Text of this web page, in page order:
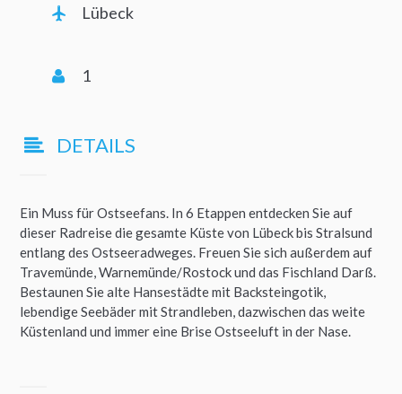
Lübeck
1
DETAILS
Ein Muss für Ostseefans. In 6 Etappen entdecken Sie auf
dieser Radreise die gesamte Küste von Lübeck bis Stralsund
entlang des Ostseeradweges. Freuen Sie sich außerdem auf
Travemünde, Warnemünde/Rostock und das Fischland Darß.
Bestaunen Sie alte Hansestädte mit Backsteingotik,
lebendige Seebäder mit Strandleben, dazwischen das weite
Küstenland und immer eine Brise Ostseeluft in der Nase.